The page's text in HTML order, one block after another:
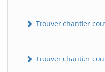
Trouver chantier
Trouver chantier